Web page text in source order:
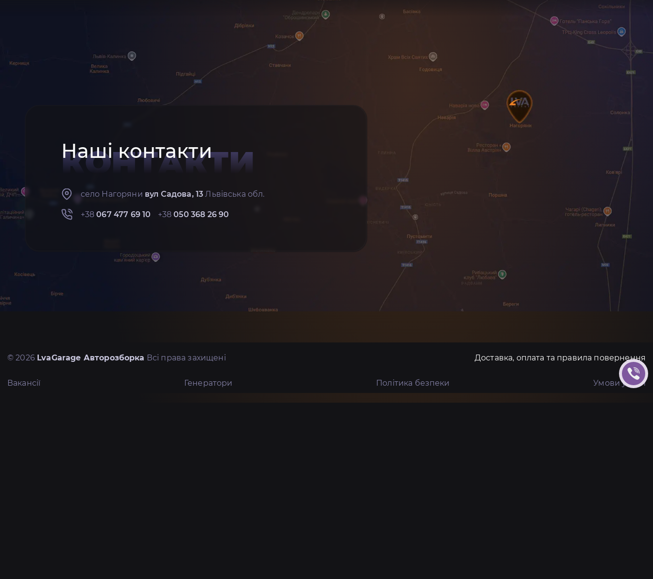
Наші контакти
КОНТАКТИ
село Нагоряни вул Садова, 13 Львівська обл.
+38067 477 69 10 +38050 368 26 90
© 2026 LvaGarage Авторозборка Всі права захищені Доставка, оплата та правила повернення
Вакансії Генератори Політика безпеки Умови угоди